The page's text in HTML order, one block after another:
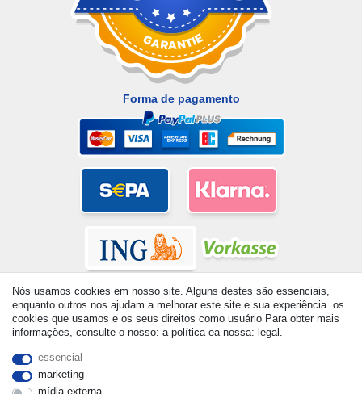
Forma de pagamento
reserved. Prices incl. VAT. 19% VAT Basic prices see article detail
| * Applies to deliveries to the UK!
Nós usamos cookies em nosso site. Alguns destes são essenciais,
enquanto outros nos ajudam a melhorar este site e sua experiência. os
cookies que usamos e os seus direitos como usuário Para obter mais
informações, consulte o nosso: a política ea nossa: legal.
essencial
marketing
mídia externa